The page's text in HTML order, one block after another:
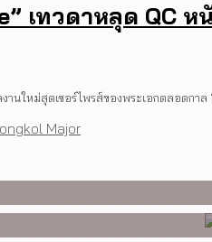
เทวดาหลุด QC
นใหม่สุดเซอร์ไพรส์ของพระเอกตลอดกาล
Major
บ็กเอเชีย! ประกาศ
ดพิเศษในกรุงเทพ
Interview]
All the Best เรื่
กับภาพยนตร์เรื่อง